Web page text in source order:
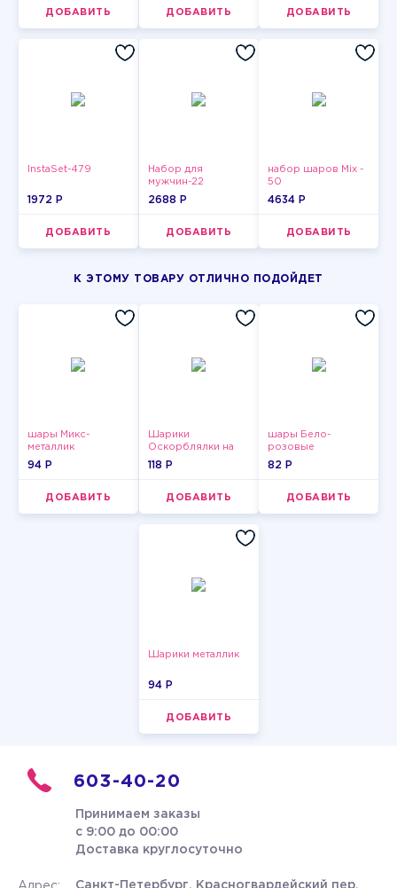
ДОБАВИТЬ ДОБАВИТЬ ДОБАВИТЬ
InstaSet-479
1972 P
ДОБАВИТЬ
Набор для
мужчин-22
2688 P
ДОБАВИТЬ
набор шаров Mix -
50
4634 P
ДОБАВИТЬ
К ЭТОМУ ТОВАРУ ОТЛИЧНО ПОДОЙДЕТ
шары Микс-
металлик
94 P
ДОБАВИТЬ
Шарики
Оскорблялки на
день рождения для
118 P
ДОБАВИТЬ
шары Бело-
розовые
пастельные
82 P
ДОБАВИТЬ
Шарики металлик
94 P
ДОБАВИТЬ
603-40-20
Принимаем заказы
с 9:00 до 00:00
Доставка круглосуточно
Санкт-Петербург, Красногвардейский пер.